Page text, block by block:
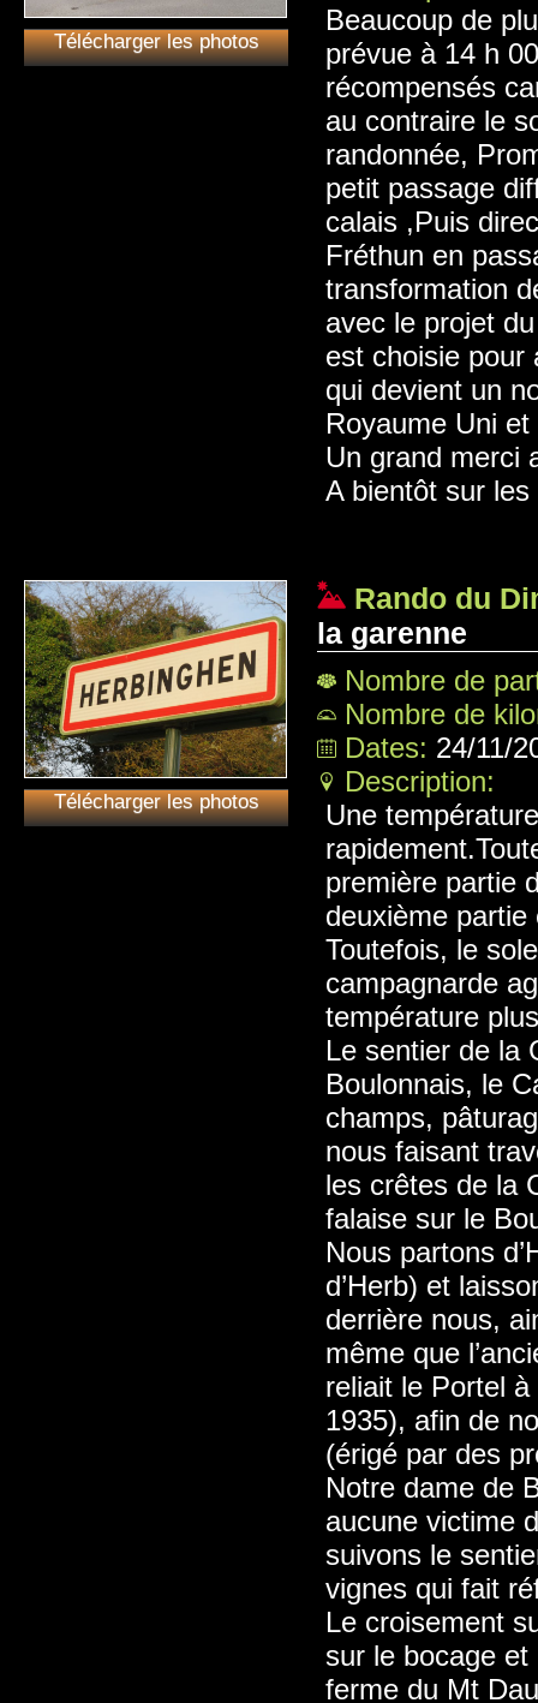
Télécharger les photos
Beaucoup de
prévue à 14 h
récompensés
au contraire le
randonnée,
petit passage
calais ,Puis
Fréthun en
transformation
avec le projet
est choisie pour
qui devient un
Royaume Uni
Un grand merci
A bientôt sur les
Télécharger les photos
Rando du
la garenne
Nombre de
Nombre de
Dates: 24/11/
Description:
Une
première partie
deuxième
Toutefois, le
campagnarde
température
Le sentier de la
Boulonnais, le
champs,
nous faisant
les crêtes de la
falaise sur le
Nous partons
d’Herb) et
derrière nous,
même que
reliait le Portel
1935), afin de
(érigé par des
Notre dame de
aucune victime
suivons le
vignes qui fait
Le croisement
sur le bocage
ferme du Mt